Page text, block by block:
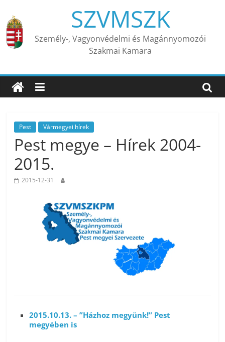
content
SZVMSZK
Személy-, Vagyonvédelmi és Magánnyomozói
Szakmai Kamara
Pest Vármegyei hírek
Pest megye – Hírek 2004-
2015.
2015-12-31
2015.10.13. – ”Házhoz megyünk!” Pest
megyében is